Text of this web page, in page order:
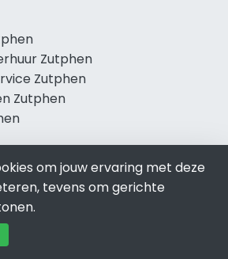
Zutphen
Zutphen
Zutphen
om jouw ervaring met deze
tevens om gerichte